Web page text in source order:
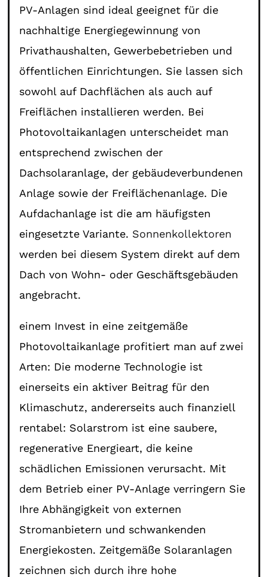
PV-Anlagen sind ideal geeignet für die
nachhaltige Energiegewinnung von
Privathaushalten, Gewerbebetrieben und
öffentlichen Einrichtungen. Sie lassen sich
sowohl auf Dachflächen als auch auf
Freiflächen installieren werden. Bei
Photovoltaikanlagen unterscheidet man
entsprechend zwischen der
Dachsolaranlage, der gebäudeverbundenen
Anlage sowie der Freiflächenanlage. Die
Aufdachanlage ist die am häufigsten
eingesetzte Variante. Sonnenkollektoren
werden bei diesem System direkt auf dem
Dach von Wohn- oder Geschäftsgebäuden
angebracht.
einem Invest in eine zeitgemäße
Photovoltaikanlage profitiert man auf zwei
Arten: Die moderne Technologie ist
einerseits ein aktiver Beitrag für den
Klimaschutz, andererseits auch finanziell
rentabel: Solarstrom ist eine saubere,
regenerative Energieart, die keine
schädlichen Emissionen verursacht. Mit
dem Betrieb einer PV-Anlage verringern Sie
Ihre Abhängigkeit von externen
Stromanbietern und schwankenden
Energiekosten. Zeitgemäße Solaranlagen
zeichnen sich durch ihre hohe